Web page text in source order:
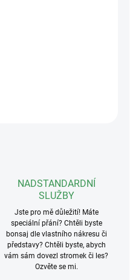
NADSTANDARDNÍ
SLUŽBY
Jste pro mě důležití! Máte
speciální přání? Chtěli byste
bonsaj dle vlastního nákresu či
představy? Chtěli byste, abych
vám sám dovezl stromek či les?
Ozvěte se mi.